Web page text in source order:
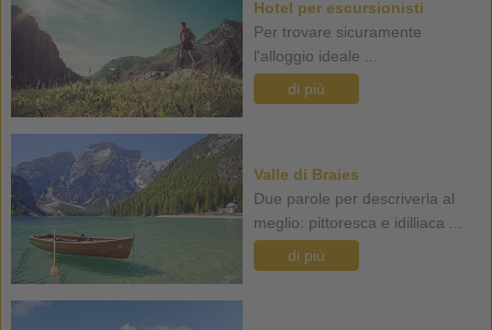
Hotel per escursionisti
Per trovare sicuramente
l'alloggio ideale ...
di più
Valle di Braies
Due parole per descriverla al
meglio: pittoresca e idilliaca ...
di più